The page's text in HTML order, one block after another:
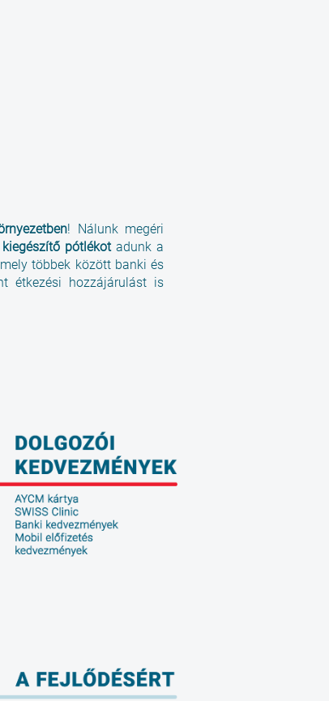
! Nálunk megéri
kiegészítő pótlékotadunk a
többek között banki és
étkezési hozzájárulást is